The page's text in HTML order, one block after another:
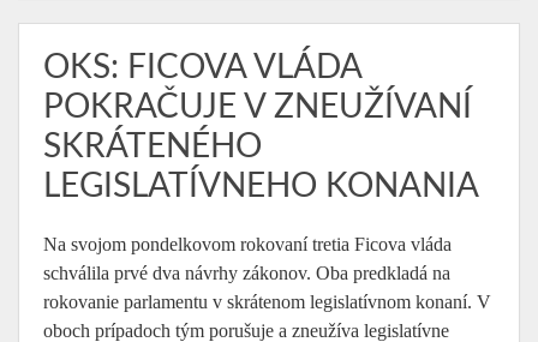
OKS: FICOVA VLÁDA
POKRAČUJE V ZNEUŽÍVANÍ
SKRÁTENÉHO
LEGISLATÍVNEHO KONANIA
Na svojom pondelkovom rokovaní tretia Ficova vláda
schválila prvé dva návrhy zákonov. Oba predkladá na
rokovanie parlamentu v skrátenom legislatívnom konaní. V
oboch prípadoch tým porušuje a zneužíva legislatívne